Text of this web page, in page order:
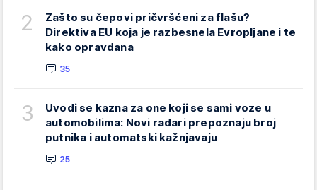
2
Zašto su čepovi pričvršćeni za flašu?
Direktiva EU koja je razbesnela Evropljane i te
kako opravdana
35
3
Uvodi se kazna za one koji se sami voze u
automobilima: Novi radari prepoznaju broj
putnika i automatski kažnjavaju
25